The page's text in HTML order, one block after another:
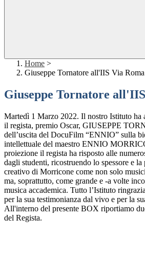
Home >
Giuseppe Tornatore all'IIS Via
Giuseppe Tornatore
Martedì 1 Marzo 2022. Il nostro Istituto ha
il regista, premio Oscar, GIUSEPPE
dell’uscita del DocuFilm “ENNIO” sulla
intellettuale del maestro ENNIO
proiezione il regista ha risposto alle
dagli studenti, ricostruendo lo spessore e
creativo di Morricone come non solo
ma, soprattutto, come grande e -a volte
musica accademica. Tutto l’Istituto
per la sua testimonianza dal vivo e per la
All'interno del presente BOX riportiamo
del Regista.